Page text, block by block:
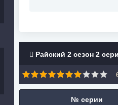
Райский 2 сезон 2
№ серии